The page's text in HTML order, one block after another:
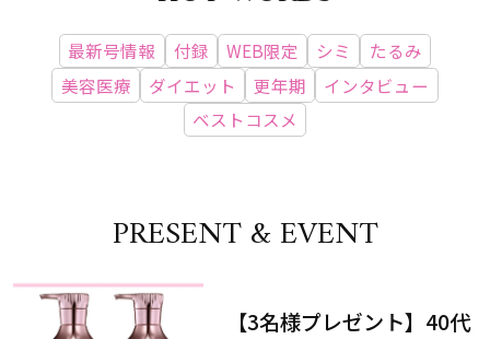
最新号情報 付録 WEB限定 シミ
たるみ
美容医療
ダイエット 更年期
インタビュー
ベストコスメ
PRESENT & EVENT
【3名様プレゼント】40代